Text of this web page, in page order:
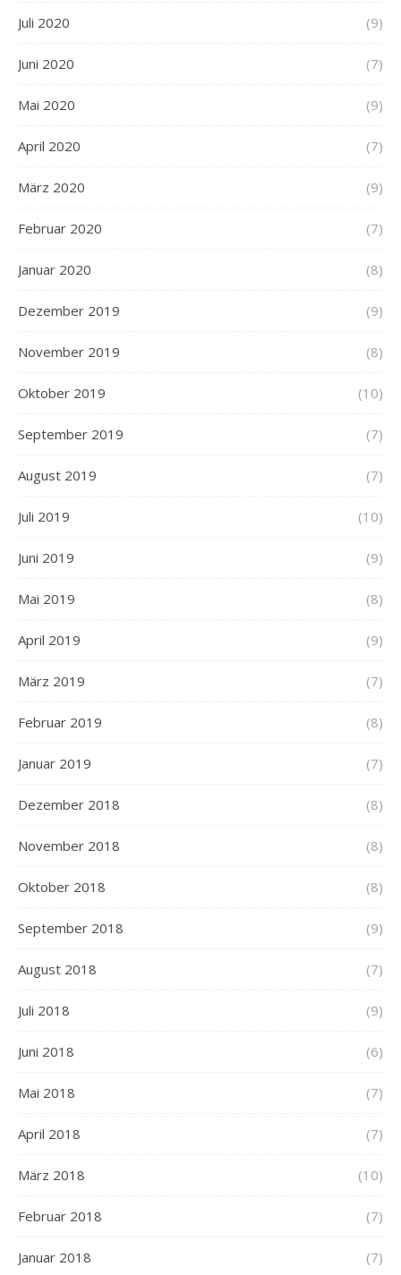
Juli 2020 (9)
Juni 2020 (7)
Mai 2020 (9)
April 2020 (7)
März 2020 (9)
Februar 2020 (7)
Januar 2020 (8)
Dezember 2019 (9)
November 2019 (8)
Oktober 2019 (10)
September 2019 (7)
August 2019 (7)
Juli 2019 (10)
Juni 2019 (9)
Mai 2019 (8)
April 2019 (9)
März 2019 (7)
Februar 2019 (8)
Januar 2019 (7)
Dezember 2018 (8)
November 2018 (8)
Oktober 2018 (8)
September 2018 (9)
August 2018 (7)
Juli 2018 (9)
Juni 2018 (6)
Mai 2018 (7)
April 2018 (7)
März 2018 (10)
Februar 2018 (7)
Januar 2018 (7)